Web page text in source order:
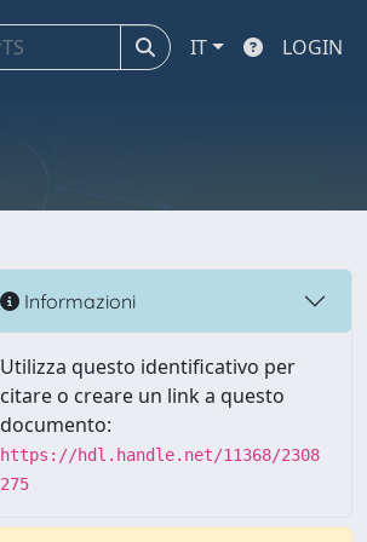
IT LOGIN
Informazioni
Utilizza questo identificativo per
citare o creare un link a questo
documento:
https://hdl.handle.net/11368/2308
275